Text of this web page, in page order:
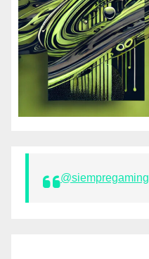
@siempregaming